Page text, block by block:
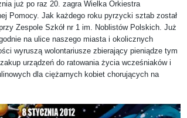
już po raz 20. zagra Wielka Orkiestra
Pomocy. Jak każdego roku pyrzycki sztab został
Zespole Szkół nr 1 im. Noblistów Polskich. Już
na ulice naszego miasta i okolicznych
wyruszą wolontariusze zbierający pieniądze tym
urządzeń do ratowania życia wcześniaków i
dla ciężarnych kobiet chorujących na